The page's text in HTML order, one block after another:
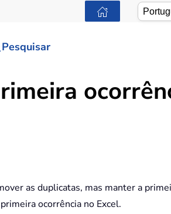
Pesquisar
as duplicatas, mas manter a
ocorrência no Excel.